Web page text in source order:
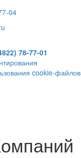
04
78-77-01
cookie-файлов